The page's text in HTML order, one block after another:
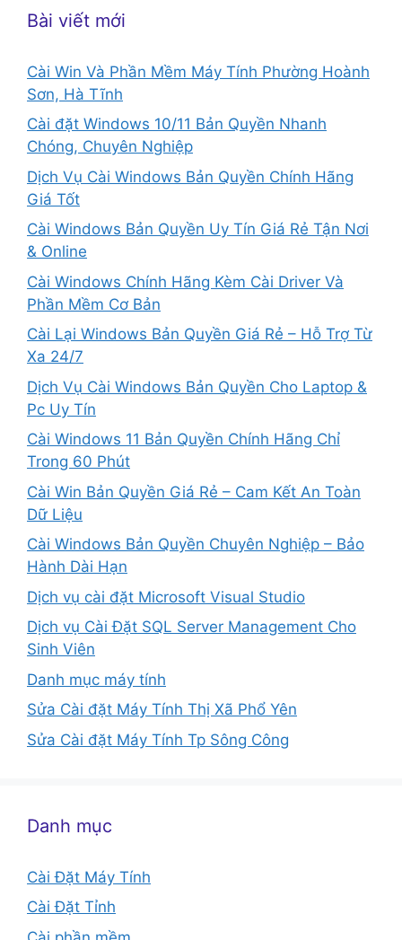
Bài viết mới
Cài Win Và Phần Mềm Máy Tính Phường Hoành
Sơn, Hà Tĩnh
Cài đặt Windows 10/11 Bản Quyền Nhanh
Chóng, Chuyên Nghiệp
Dịch Vụ Cài Windows Bản Quyền Chính Hãng
Giá Tốt
Cài Windows Bản Quyền Uy Tín Giá Rẻ Tận Nơi
& Online
Cài Windows Chính Hãng Kèm Cài Driver Và
Phần Mềm Cơ Bản
Cài Lại Windows Bản Quyền Giá Rẻ – Hỗ Trợ Từ
Xa 24/7
Dịch Vụ Cài Windows Bản Quyền Cho Laptop &
Pc Uy Tín
Cài Windows 11 Bản Quyền Chính Hãng Chỉ
Trong 60 Phút
Cài Win Bản Quyền Giá Rẻ – Cam Kết An Toàn
Dữ Liệu
Cài Windows Bản Quyền Chuyên Nghiệp – Bảo
Hành Dài Hạn
Dịch vụ cài đặt Microsoft Visual Studio
Dịch vụ Cài Đặt SQL Server Management Cho
Sinh Viên
Danh mục máy tính
Sửa Cài đặt Máy Tính Thị Xã Phổ Yên
Sửa Cài đặt Máy Tính Tp Sông Công
Danh mục
Cài Đặt Máy Tính
Cài Đặt Tỉnh